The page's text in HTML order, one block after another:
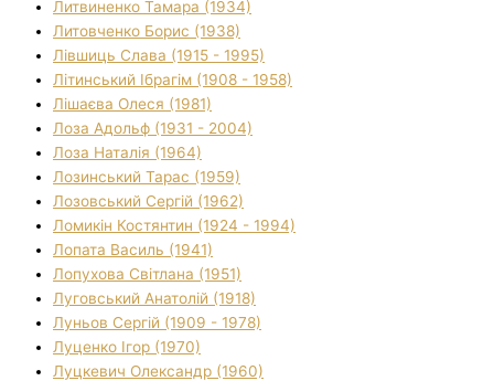
Литвиненко Тамара (1934)
Литовченко Борис (1938)
Лівшиць Слава (1915 - 1995)
Літинський Ібрагім (1908 - 1958)
Лішаєва Олеся (1981)
Лоза Адольф (1931 - 2004)
Лоза Наталія (1964)
Лозинський Тарас (1959)
Лозовський Сергій (1962)
Ломикін Костянтин (1924 - 1994)
Лопата Василь (1941)
Лопухова Світлана (1951)
Луговський Анатолій (1918)
Луньов Сергій (1909 - 1978)
Луценко Ігор (1970)
Луцкевич Олександр (1960)